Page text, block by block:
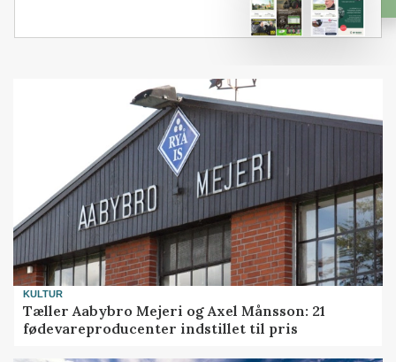
KULTUR
Tæller Aabybro Mejeri og Axel Månsson: 21
fødevareproducenter indstillet til pris